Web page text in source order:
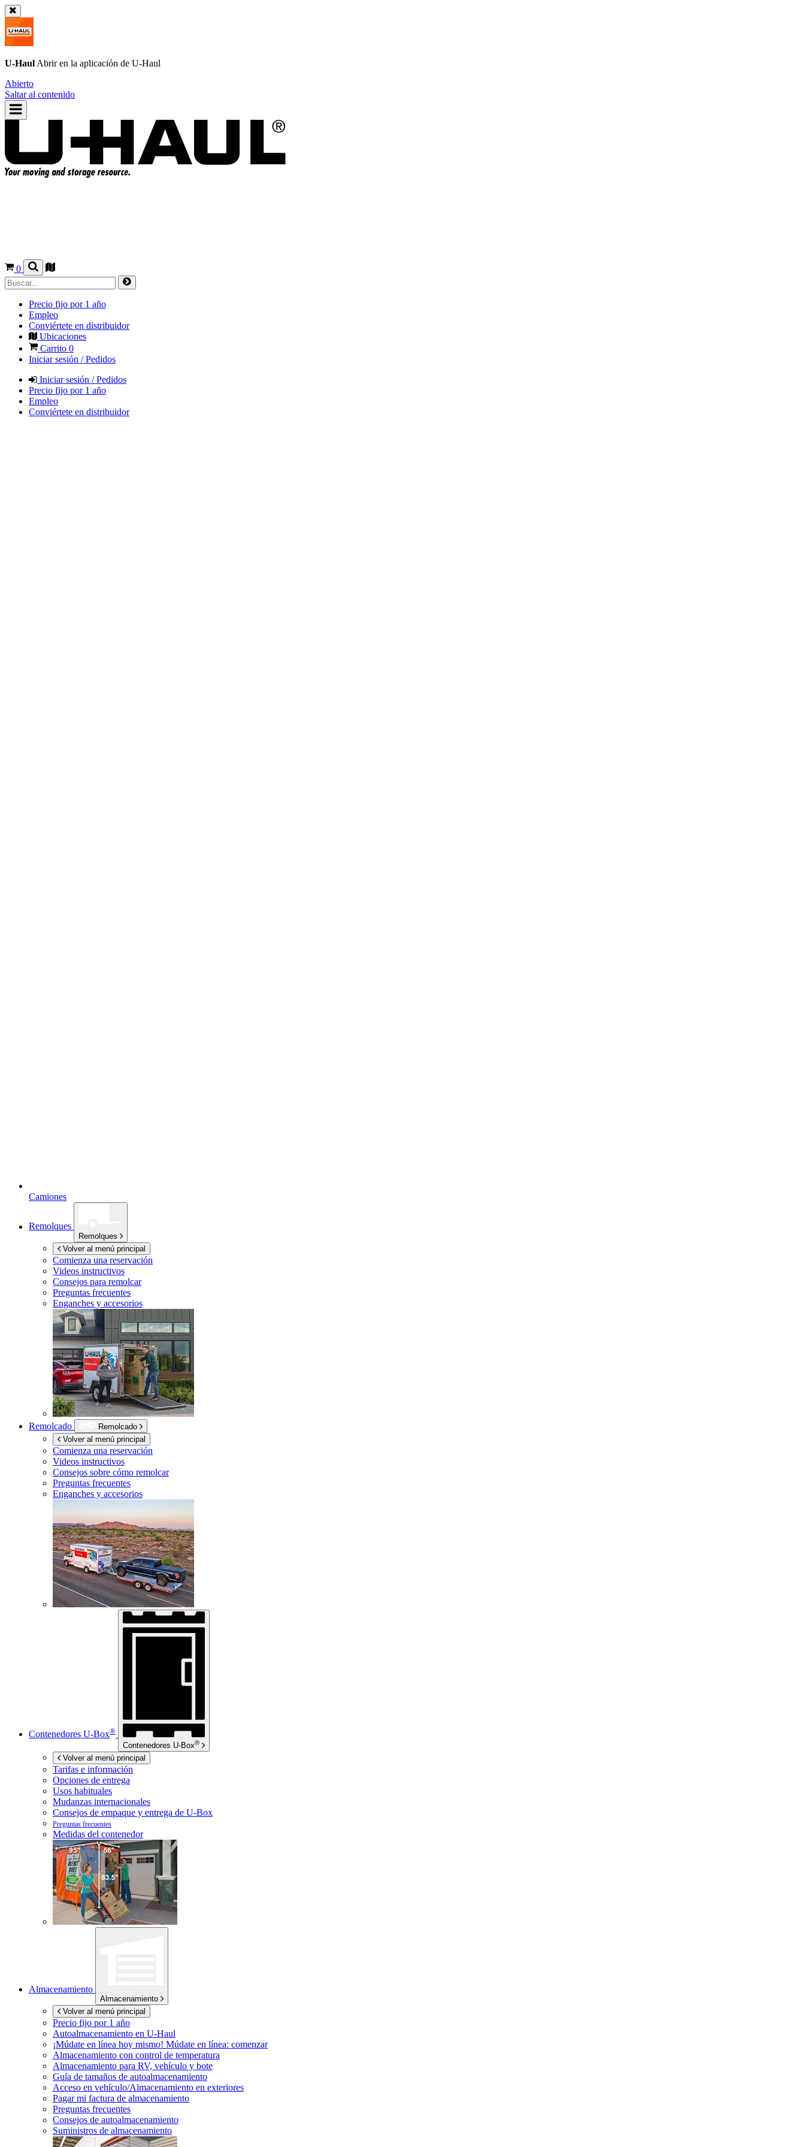
U-Haul Abrir en la aplicación de U-Haul
Abierto
Saltar al contenido
0
Precio fijo por 1 año
Empleo
Conviértete en distribuidor
Ubicaciones
Carrito 0
Iniciar sesión / Pedidos
Iniciar sesión / Pedidos
Precio fijo por 1 año
Empleo
Conviértete en distribuidor
Camiones
Remolques
Remolques
Volver al menú principal
Comienza una reservación
Videos instructivos
Consejos para remolcar
Preguntas frecuentes
Enganches y accesorios
Remolcado
Remolcado
Volver al menú principal
Comienza una reservación
Videos instructivos
Consejos sobre cómo remolcar
Preguntas frecuentes
Enganches y accesorios
Contenedores U-Box®
Contenedores U-Box®
Volver al menú principal
Tarifas e información
Opciones de entrega
Usos habituales
Mudanzas internacionales
Consejos de empaque y entrega de U-Box
Preguntas frecuentes
Medidas del contenedor
Almacenamiento
Almacenamiento
Volver al menú principal
Precio fijo por 1 año
Autoalmacenamiento en U-Haul
¡Múdate en línea hoy mismo! Múdate en línea: comenzar
Almacenamiento con control de temperatura
Almacenamiento para RV, vehículo y bote
Guía de tamaños de autoalmacenamiento
Acceso en vehículo/Almacenamiento en exteriores
Pagar mi factura de almacenamiento
Preguntas frecuentes
Consejos de autoalmacenamiento
Suministros de almacenamiento